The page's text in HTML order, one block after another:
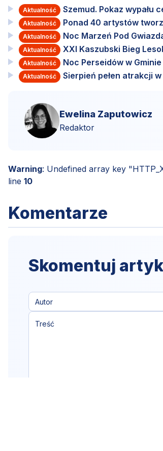
Aktualność Szemud. Pokaz wypału
Aktualność Ponad 40 artystów
Aktualność Noc Marzeń Pod
Aktualność XXI Kaszubski Bieg
Aktualność Noc Perseidów w
Aktualność Sierpień pełen atrakcji
Ewelina Zaputowicz
Redaktor
Warning: Undefined array key
line 10
Komentarze
Skomentuj